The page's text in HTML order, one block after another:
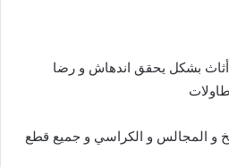
بشكل يحقق اندهاش و رضا
و المجالس و الكراسي و جميع قطع